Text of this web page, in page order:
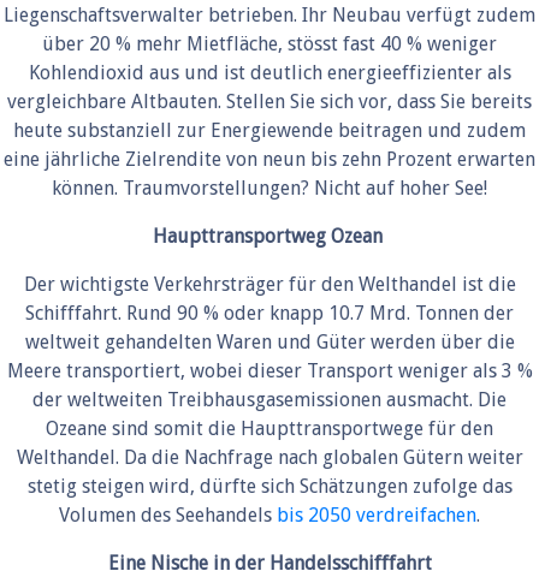
Liegenschaftsverwalter betrieben. Ihr Neubau verfügt zudem
über 20 % mehr Mietfläche, stösst fast 40 % weniger
Kohlendioxid aus und ist deutlich energieeffizienter als
vergleichbare Altbauten. Stellen Sie sich vor, dass Sie bereits
heute substanziell zur Energiewende beitragen und zudem
eine jährliche Zielrendite von neun bis zehn Prozent erwarten
können. Traumvorstellungen? Nicht auf hoher See!
Haupttransportweg Ozean
Der wichtigste Verkehrsträger für den Welthandel ist die
Schifffahrt. Rund 90 % oder knapp 10.7 Mrd. Tonnen der
weltweit gehandelten Waren und Güter werden über die
Meere transportiert, wobei dieser Transport weniger als 3 %
der weltweiten Treibhausgasemissionen ausmacht. Die
Ozeane sind somit die Haupttransportwege für den
Welthandel. Da die Nachfrage nach globalen Gütern weiter
stetig steigen wird, dürfte sich Schätzungen zufolge das
Volumen des Seehandels bis 2050 verdreifachen.
Eine Nische in der Handelsschifffahrt